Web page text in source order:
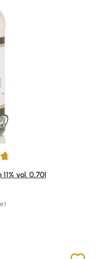
von 5 Sternen
vol. 0,70l
Preis: